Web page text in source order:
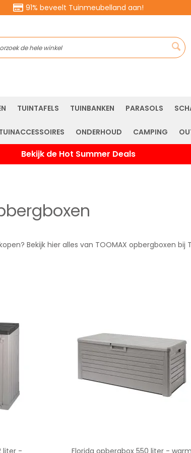
91% beveelt Tuinmeubelland aan!
TUINTAFELS TUINBANKEN PARASOLS
ONDERHOUD CAMPING
Bekijk de Hot Summer Deals
Bekijk hier alles van TOOMAX opbergboxen bij